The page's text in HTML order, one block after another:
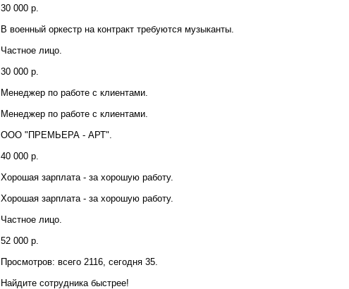
30 000 р.
В военный оркестр на контракт требуются музыканты.
Частное лицо.
30 000 р.
Менеджер по работе с клиентами.
Менеджер по работе с клиентами.
ООО "ПРЕМЬЕРА - АРТ".
40 000 р.
Хорошая зарплата - за хорошую работу.
Хорошая зарплата - за хорошую работу.
Частное лицо.
52 000 р.
Просмотров: всего 2116, сегодня 35.
Найдите сотрудника быстрее!